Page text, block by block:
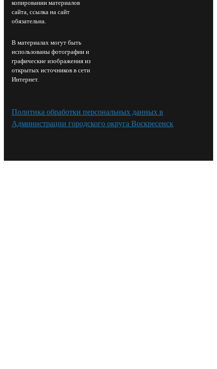
копировании материалов
сайта, ссылка на сайт
обязательна.
В материалах могут быть
использованы фотографии и
графические изображения из
открытых источников в сети
Интернет.
Политика обработки персональных данных в
Администрации городского округа Воскресенск